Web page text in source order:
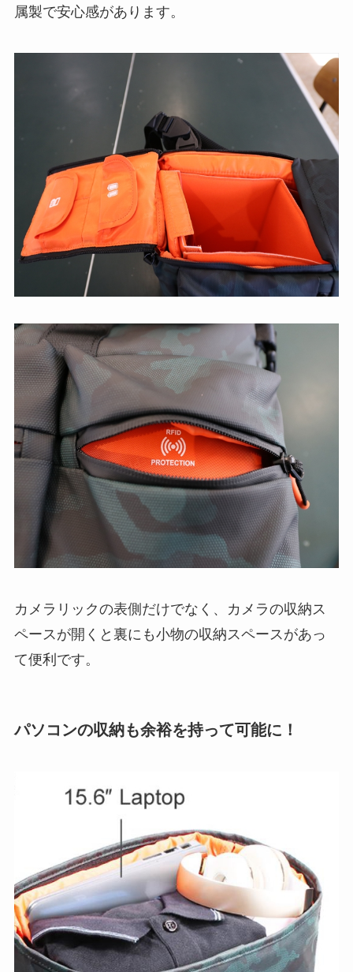
属製で安心感があります。
カメラリックの表側だけでなく、カメラの収納ス
ペースが開くと裏にも小物の収納スペースがあっ
て便利です。
パソコンの収納も余裕を持って可能に！